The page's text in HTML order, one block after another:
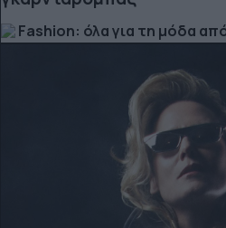
Fashion: όλα για τη μόδα